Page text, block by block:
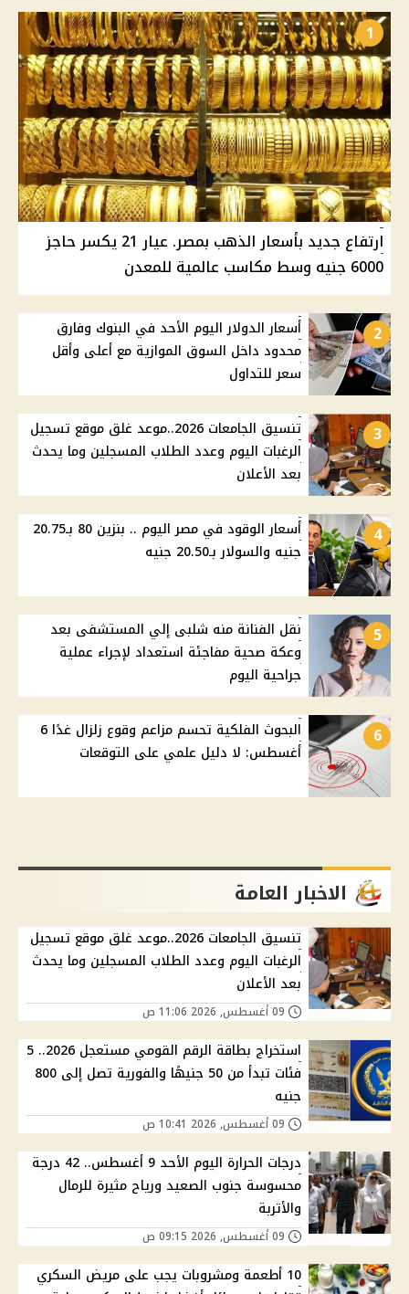
1
ارتفاع جديد بأسعار الذهب بمصر. عيار 21 يكسر حاجز
6000 جنيه وسط مكاسب عالمية للمعدن
2
أسعار الدولار اليوم الأحد في البنوك وفارق
محدود داخل السوق الموازية مع أعلى وأقل
سعر للتداول
3
تنسيق الجامعات 2026..موعد غلق موقع تسجيل
الرغبات اليوم وعدد الطلاب المسجلين وما يحدث
بعد الأعلان
4
أسعار الوقود في مصر اليوم .. بنزين 80 بـ20.75
جنيه والسولار بـ20.50 جنيه
5
نقل الفنانة منه شلبى إلي المستشفى بعد
وعكة صحية مفاجئة استعداد لإجراء عملية
جراحية اليوم
6
البحوث الفلكية تحسم مزاعم وقوع زلزال غدًا 6
أغسطس: لا دليل علمي على التوقعات
الاخبار العامة
تنسيق الجامعات 2026..موعد غلق موقع تسجيل
الرغبات اليوم وعدد الطلاب المسجلين وما يحدث
بعد الأعلان
استخراج بطاقة الرقم القومي مستعجل 2026.. 5
فئات تبدأ من 50 جنيهًا والفورية تصل إلى 800
جنيه
درجات الحرارة اليوم الأحد 9 أغسطس.. 42 درجة
محسوسة جنوب الصعيد ورياح مثيرة للرمال
والأتربة
10 أطعمة ومشروبات يجب على مريض السكري